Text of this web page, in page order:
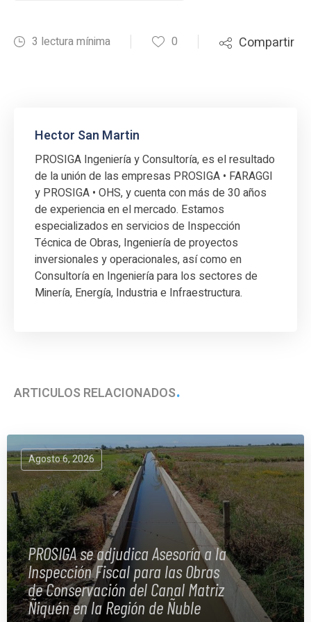
3 lectura mínima 0 Compartir
Hector San Martin
PROSIGA Ingeniería y Consultoría, es el resultado
de la unión de las empresas PROSIGA • FARAGGI
y PROSIGA • OHS, y cuenta con más de 30 años
de experiencia en el mercado. Estamos
especializados en servicios de Inspección
Técnica de Obras, Ingeniería de proyectos
inversionales y operacionales, así como en
Consultoría en Ingeniería para los sectores de
Minería, Energía, Industria e Infraestructura.
ARTÍCULOS RELACIONADOS
Agosto 6, 2026
PROSIGA se adjudica Asesoría a la
Inspección Fiscal para las Obras
de Conservación del Canal Matriz
Ñiquén en la Región de Ñuble